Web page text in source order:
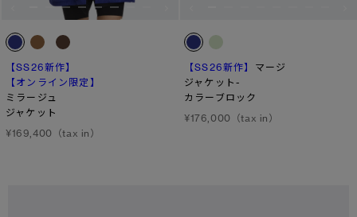
【SS26新作】
【オンライン限定】
ミラージュ
ジャケット
¥169,400（tax in）
【SS26新作】 マージ
ジャケット-
カラーブロック
¥176,000（tax in）